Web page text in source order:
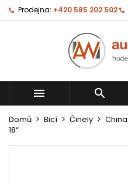
Prodejna: +420 585 202 502
 
Domů Bicí Činely China
18“